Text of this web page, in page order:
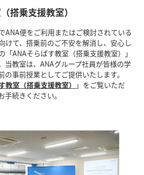
搭乗支援教室）
ANA便をご利用またはご検討されている
けて、搭乗前のご不安を解消し、安心し
「ANAそらぱす教室（搭乗支援教室）」
当教室は、ANAグループ社員が皆様の学
事前授業としてご提供いたします。
教室（搭乗支援教室） 」をご覧いただ
手続きください。